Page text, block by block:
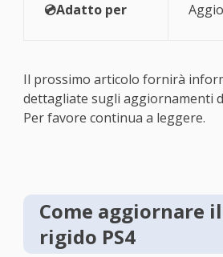
💿Adatto per
Il prossimo articolo fornirà
dettagliate sugli aggiornamenti
Per favore continua a leggere.
Come aggiornare
rigido PS4